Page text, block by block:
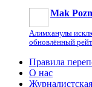
Mak
Алимханулы
обновлённый
Правила
О нас